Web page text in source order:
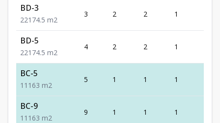
BD-3
221 74.5 m2
3 2 2 1
BD-5
221 74.5 m2
4 2 2 1
BC-5
1 1 1 63 m2
5 1 1 1
BC-9
1 1 1 63 m2
9 1 1 1